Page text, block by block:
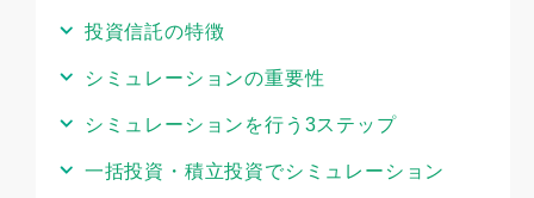
※本記事記載の内容はあくまで一定の利回りで毎年運
用できたと仮定したものであり、将来の運用成果を示
投資信託の特徴
シミュレーションの重要性
シミュレーションを行う3ステップ
一括投資・積立投資でシミュレーション